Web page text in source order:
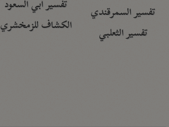
تفسير السمرقندي
تفسير الثعلبي
تفسير أبي السعود
الكشاف للزمخشري